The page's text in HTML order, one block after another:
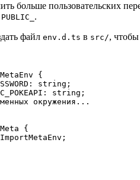
больше пользовательских
PUBLIC_ .
файл env.d.ts в src/, чтобы
{
: string ;
: string ;
окружения...
{
ImportMetaEnv ;